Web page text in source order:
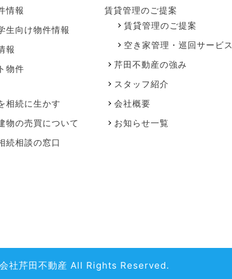
情報
生向け物件情報
報
物件
相続に生かす
物の売買について
続相談の窓口
賃貸管理のご提案
賃貸管理のご提案
空き家管理・巡回サービス
芹田不動産の強み
スタッフ紹介
会社概要
お知らせ一覧
社芹田不動産 All Rights Reserved.